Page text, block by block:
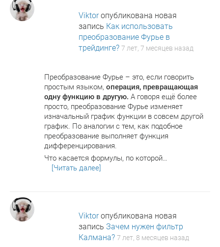
Viktorопубликована новая
запись Как использовать
преобразование Фурье в
трейдинге? 7 лет, 7 месяцев назад
Преобразование Фурье – это, если говорить
простым языком, операция, превращающая
одну функцию в другую. А говоря ещё более
просто, преобразование Фурье изменяет
изначальный график функции в совсем другой
график. По аналогии с тем, как подобное
преобразование выполняет функция
дифференцирования.
Что касается формулы, по которой…
[Читать далее]
Viktorопубликована новая
запись Зачем нужен фильтр
Калмана? 7 лет, 8 месяцев назад